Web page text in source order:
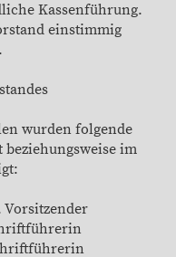
Kassenführung.
einstimmig
wurden folgende
im
Vorsitzender